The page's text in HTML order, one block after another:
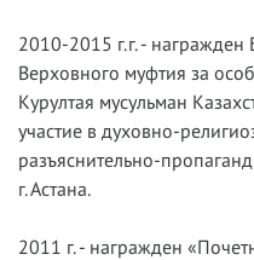
2010-2015 г.г. -
Верховного муфтия за
Курултая мусульман
участие в духовно-
разъяснительно-
г. Астана.
2011 г. - награжден